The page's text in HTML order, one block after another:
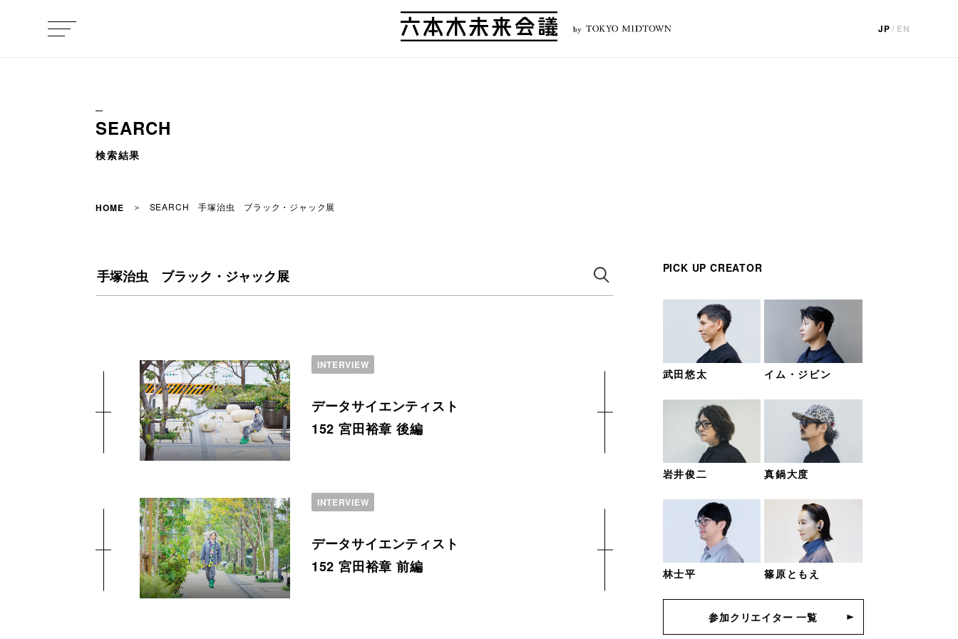
by JP/ EN
SEARCH
検索結果
HOME SEARCH 手塚治虫 ブラック・ジャック展
INTERVIEW
データサイエンティスト
152 宮田裕章 後編
INTERVIEW
データサイエンティスト
152 宮田裕章 前編
PICK UP CREATOR
武田悠太 イム・ジビン
岩井俊二 真鍋大度
林士平 篠原ともえ
参加クリエイター 一覧